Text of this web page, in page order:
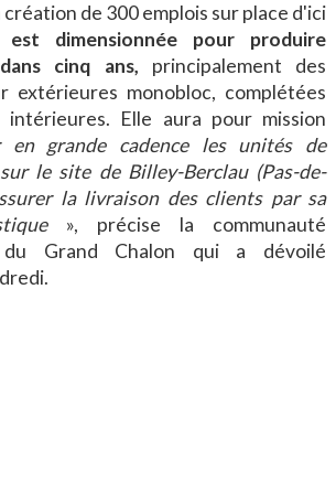
de 300 emplois sur place d'ici
est dimensionnée pour produire
cinq ans, principalement des
extérieures monobloc, complétées
intérieures. Elle aura pour mission
en grande cadence les unités de
le site de Billey-Berclau (Pas-de-
la livraison des clients par sa
», précise la communauté
du Grand Chalon qui a dévoilé